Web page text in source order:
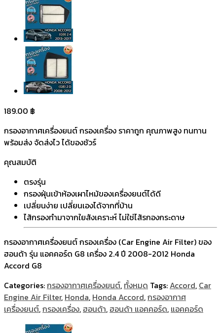
189.00 ฿
กรองอากาศเครื่องยนต์ กรองเครื่อง ราคาถูก คุณภาพสูง ทนทาน
พร้อมส่ง จัดส่งไว ได้ของชัวร์
คุณสมบัติ
ตรงรุ่น
กรองฝุ่นเข้าห้องเผาไหม้ของเครื่องยนต์ได้ดี
เปลี่ยนง่าย เปลี่ยนเองได้จากที่บ้าน
ไส้กรองทำมาจากใยสังเคราะห์ ไม่ใช่ไส้รกองกระดาษ
กรองอากาศเครื่องยนต์ กรองเครื่อง (Car Engine Air Filter) ของ
ฮอนด้า รุ่น แอคคอร์ด G8 เครื่อง 2.4 ปี 2008-2012 Honda
Accord G8
Categories:กรองอากาศเครื่องยนต์, ทั้งหมด Tags: Accord, Car
Engine Air Filter, Honda, Honda Accord,กรองอากาศ
เครื่องยนต์,กรองเครื่อง, ฮอนด้า, ฮอนด้า แอคคอร์ด, แอคคอร์ด